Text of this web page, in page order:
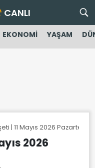
CANLI
EKONOMİ YAŞAM
| 11 Mayıs 2026 Pazartesi
2026